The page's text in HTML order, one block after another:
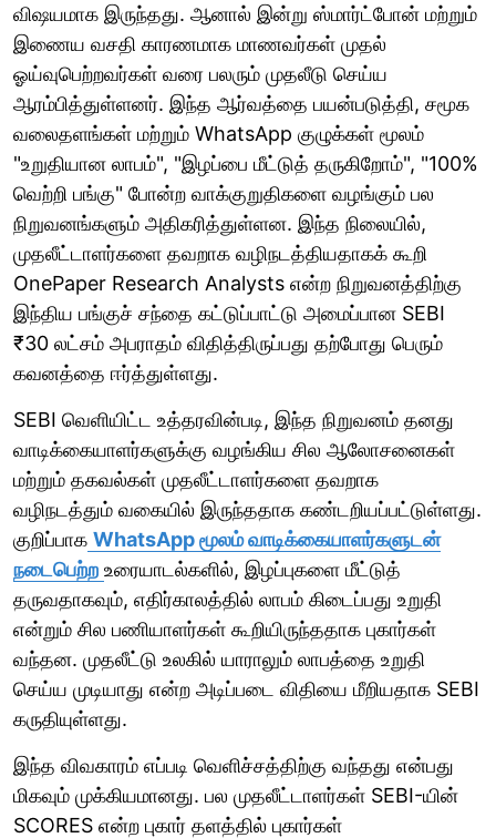
விஷயமாக இருந்தது. ஆனால் இன்று ஸ்மார்ட்போன் மற்றும்
இணைய வசதி காரணமாக மாணவர்கள் முதல்
ஓய்வுபெற்றவர்கள் வரை பலரும் முதலீடு செய்ய
ஆரம்பித்துள்ளனர். இந்த ஆர்வத்தை பயன்படுத்தி, சமூக
வலைதளங்கள் மற்றும் WhatsApp குழுக்கள் மூலம்
"உறுதியான லாபம்", "இழப்பை மீட்டுத் தருகிறோம்", "100%
வெற்றி பங்கு" போன்ற வாக்குறுதிகளை வழங்கும் பல
நிறுவனங்களும் அதிகரித்துள்ளன. இந்த நிலையில்,
முதலீட்டாளர்களை தவறாக வழிநடத்தியதாகக் கூறி
OnePaper Research Analysts என்ற நிறுவனத்திற்கு
இந்திய பங்குச் சந்தை கட்டுப்பாட்டு அமைப்பான SEBI
₹30 லட்சம் அபராதம் விதித்திருப்பது தற்போது பெரும்
கவனத்தை ஈர்த்துள்ளது.
SEBI வெளியிட்ட உத்தரவின்படி, இந்த நிறுவனம் தனது
வாடிக்கையாளர்களுக்கு வழங்கிய சில ஆலோசனைகள்
மற்றும் தகவல்கள் முதலீட்டாளர்களை தவறாக
வழிநடத்தும் வகையில் இருந்ததாக கண்டறியப்பட்டுள்ளது.
குறிப்பாக WhatsApp மூலம் வாடிக்கையாளர்களுடன்
நடைபெற்ற உரையாடல்களில், இழப்புகளை மீட்டுத்
தருவதாகவும், எதிர்காலத்தில் லாபம் கிடைப்பது உறுதி
என்றும் சில பணியாளர்கள் கூறியிருந்ததாக புகார்கள்
வந்தன. முதலீட்டு உலகில் யாராலும் லாபத்தை உறுதி
செய்ய முடியாது என்ற அடிப்படை விதியை மீறியதாக SEBI
கருதியுள்ளது.
இந்த விவகாரம் எப்படி வெளிச்சத்திற்கு வந்தது என்பது
மிகவும் முக்கியமானது. பல முதலீட்டாளர்கள் SEBI-யின்
SCORES என்ற புகார் தளத்தில் புகார்கள்